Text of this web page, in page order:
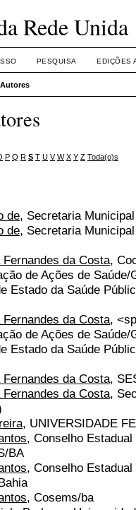
Rede Unida
PESQUISA EDIÇÕES
P Q R S T U V W X Y Z Toda(o)s
de, Secretaria
de, Secretaria
da Costa,
de Ações de
Estado da Saúde
da Costa,
de Ações de
Estado da Saúde
da Costa,
da Costa,
, UNIVERSIDADE
, Conselho
BA
, Conselho
, Cosems/ba